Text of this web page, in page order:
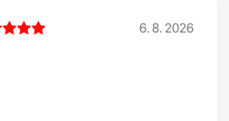
6. 8. 2026